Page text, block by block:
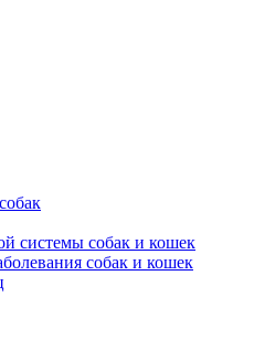
системы собак и кошек
собак и кошек